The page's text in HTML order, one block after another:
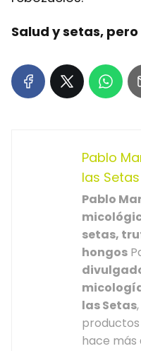
Salud y setas,
Pablo
las Setas
Pablo
setas,
hongos
las Setas
hace más